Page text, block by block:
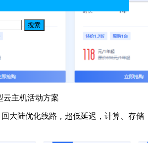
搜索
云主机活动方案
大陆优化线路，超低延迟，计算、存储